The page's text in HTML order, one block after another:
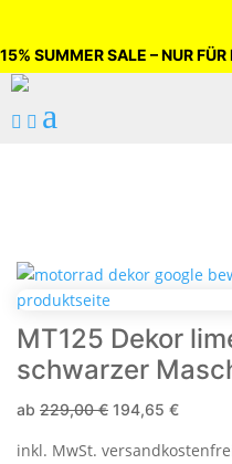
15% SUMMER SALE – NUR
  a
MT125 Dekor
schwarzer
ab 229,00€ 194,65 €
inkl. MwSt.